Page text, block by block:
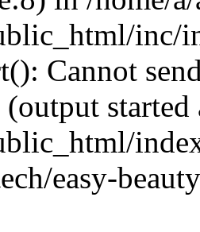
inc/
Cannot
easy-